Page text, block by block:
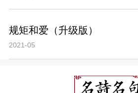
规矩和爱（升级版）
2021-05